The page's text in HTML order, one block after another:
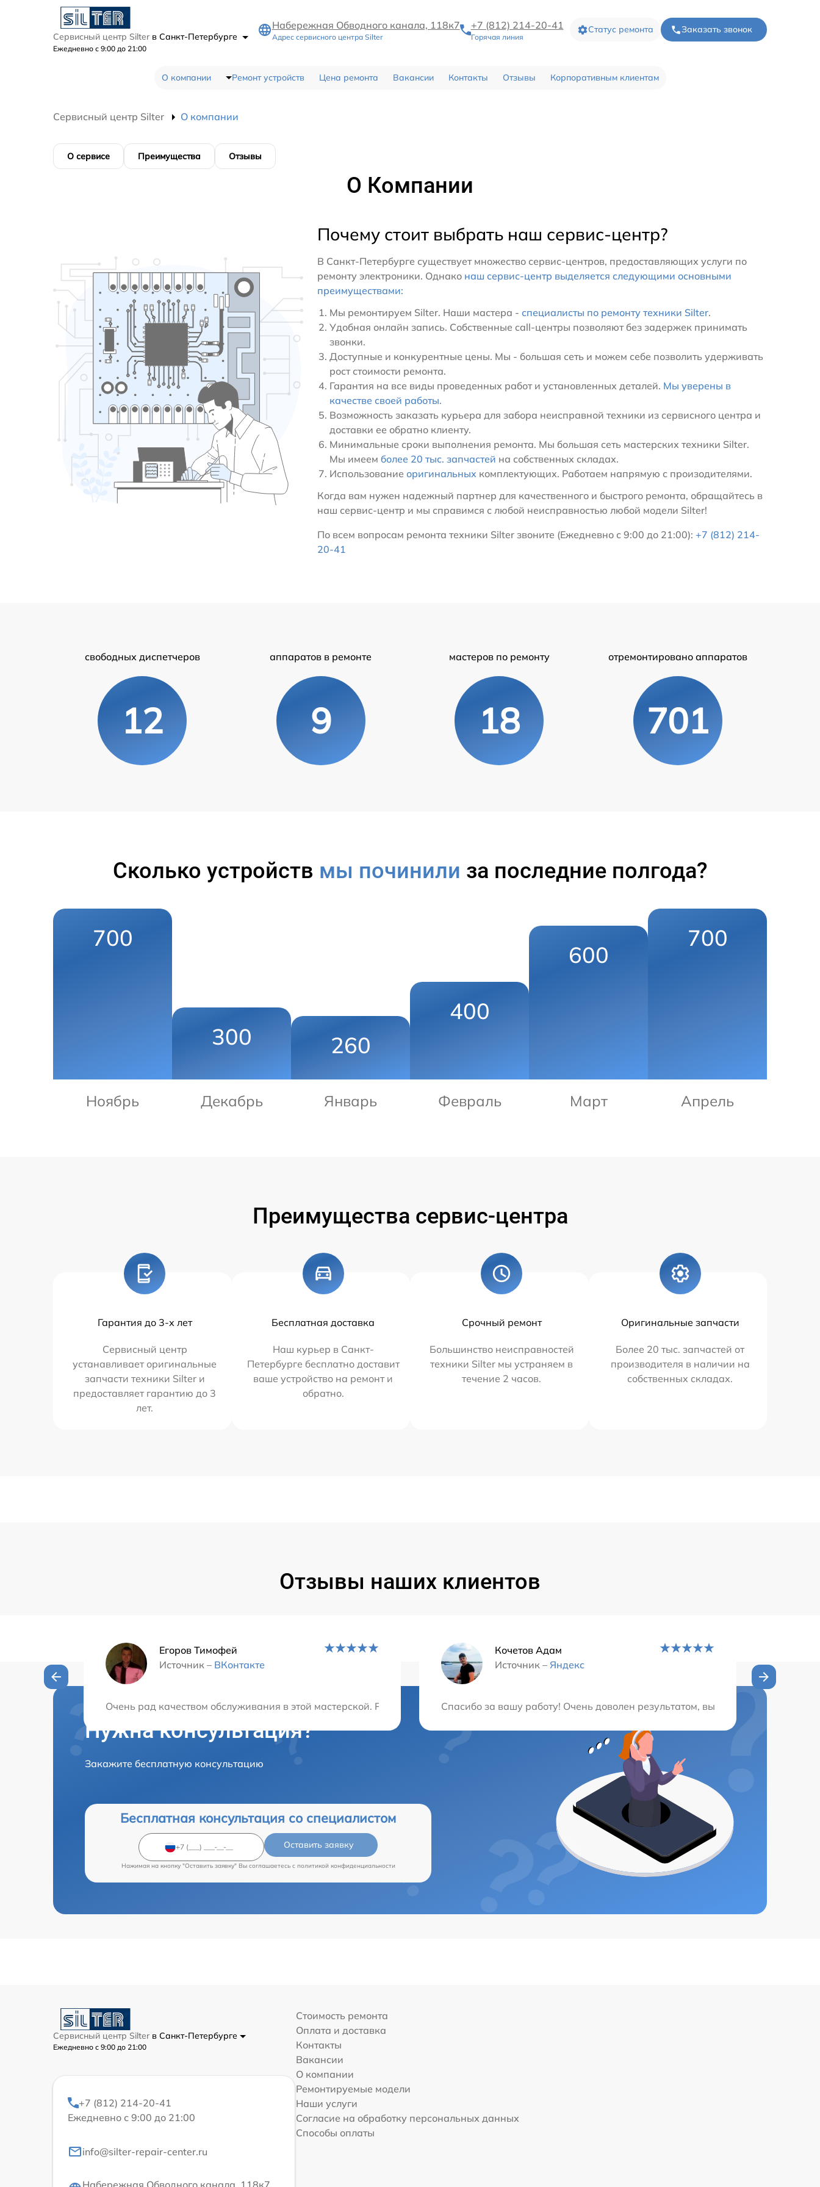
Сервисный центр Silter в Санкт-Петербурге
Ежедневно с 9:00 до 21:00
Набережная Обводного канала, 118к7
Адрес сервисного центра Silter
+7 (812) 214-20-41
Горячая линия
Статус ремонта Заказать звонок
О компании Ремонт устройств Цена ремонта Вакансии Контакты Отзывы Корпоративным клиентам
Сервисный центр Silter О компании
О сервисе Преимущества Отзывы
О Компании
Почему стоит выбрать наш сервис-центр?
В Санкт-Петербурге существует множество сервис-центров, предоставляющих услуги по
ремонту электроники. Однако наш сервис-центр выделяется следующими основными
преимуществами:
Мы ремонтируем Silter. Наши мастера - специалисты по ремонту техники Silter.
Удобная онлайн запись. Собственные call-центры позволяют без задержек принимать
звонки.
Доступные и конкурентные цены. Мы - большая сеть и можем себе позволить удерживать
рост стоимости ремонта.
Гарантия на все виды проведенных работ и установленных деталей. Мы уверены в
качестве своей работы.
Возможность заказать курьера для забора неисправной техники из сервисного центра и
доставки ее обратно клиенту.
Минимальные сроки выполнения ремонта. Мы большая сеть мастерских техники Silter.
Мы имеем более 20 тыс. запчастей на собственных складах.
Использование оригинальных комплектующих. Работаем напрямую с произодителями.
Когда вам нужен надежный партнер для качественного и быстрого ремонта, обращайтесь в
наш сервис-центр и мы справимся с любой неисправностью любой модели Silter!
По всем вопросам ремонта техники Silter звоните (Ежедневно с 9:00 до 21:00): +7 (812) 214-
20-41
свободных диспетчеров
12
аппаратов в ремонте
9
мастеров по ремонту
18
отремонтировано аппаратов
701
Сколько устройств мы починили за последние полгода?
700
Ноябрь
300
Декабрь
260
Январь
400
Февраль
600
Март
700
Апрель
Преимущества сервис-центра
Гарантия до 3-х лет
Сервисный центр
устанавливает оригинальные
запчасти техники Silter и
предоставляет гарантию до 3
лет.
Бесплатная доставка
Наш курьер в Санкт-
Петербурге бесплатно доставит
ваше устройство на ремонт и
обратно.
Срочный ремонт
Большинство неисправностей
техники Silter мы устраняем в
течение 2 часов.
Оригинальные запчасти
Более 20 тыс. запчастей от
производителя в наличии на
собственных складах.
Отзывы наших клиентов
Егоров Тимофей
Источник – ВКонтакте
Очень рад качеством обслуживания в этой мастерской. Работу выполнили качественно и в срок. Приятно иметь дело с профессионалами. При
Кочетов Адам
Источник – Яндекс
Спасибо за вашу работу! Очень доволен результатом, вы лучшие в своем
Нужна консультация?
Закажите бесплатную консультацию
Бесплатная консультация со специалистом
Оставить заявку
Нажимая на кнопку "Оставить заявку" Вы соглашаетесь c политикой конфиденциальности
Сервисный центр Silter в Санкт-Петербурге
Ежедневно с 9:00 до 21:00
+7 (812) 214-20-41
Ежедневно с 9:00 до 21:00
info@silter-repair-center.ru
Набережная Обводного канала, 118к7
Стоимость ремонта
Оплата и доставка
Контакты
Вакансии
О компании
Ремонтируемые модели
Наши услуги
Согласие на обработку персональных данных
Способы оплаты